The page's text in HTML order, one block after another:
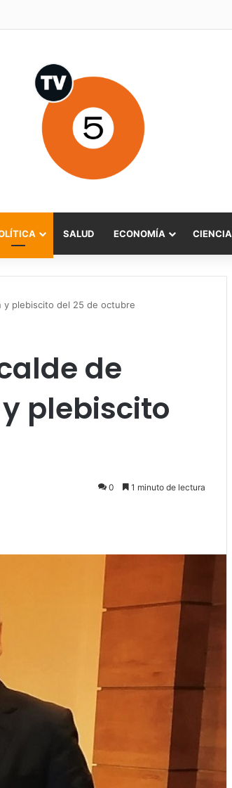
SALUD ECONOMÍA CIENCIA
y plebiscito del 25 de octubre
de
plebiscito
0 1 minuto de lectura